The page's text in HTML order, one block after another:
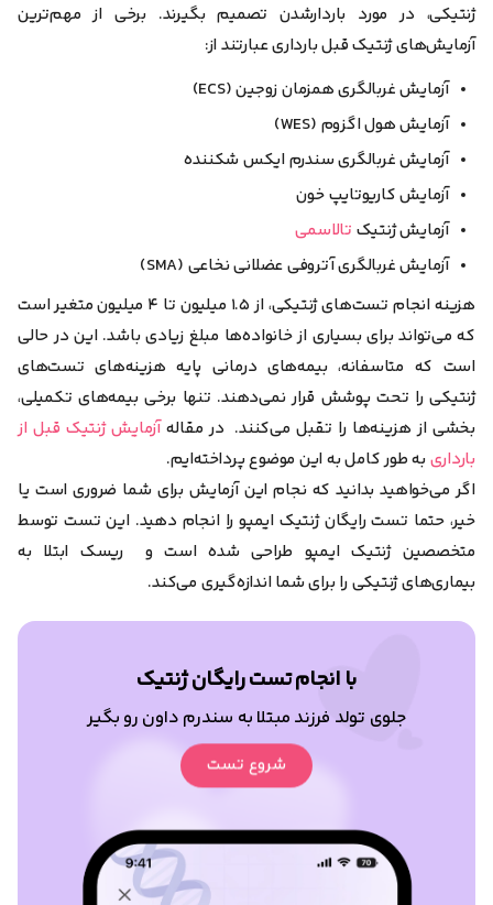
ژنتیکی، در مورد باردار‌شدن تصمیم بگیرند. برخی از مهم‌ترین
آزمایش‌های ژنتیک قبل بارداری عبارتند از:
آزمایش غربالگری همزمان زوجین (ECS)
آزمایش هول اگزوم (WES)
آزمایش غربالگری سندرم ایکس شکننده
آزمایش کاریوتایپ خون
آزمایش ژنتیک تالاسمی
آزمایش غربالگری آتروفی عضلانی نخاعی (SMA)
هزینه انجام تست‌های ژنتیکی، از ۱.۵ میلیون‌ تا ۴ میلیون متغیر است
که می‌تواند برای بسیاری از خانواده‌ها مبلغ زیادی باشد. این در حالی
است که متاسفانه، بیمه‌های درمانی پایه هزینه‌های تست‌های
ژنتیکی را تحت پوشش قرار نمی‌دهند. تنها برخی بیمه‌های تکمیلی،
بخشی از هزینه‌ها را تقبل می‌کنند. در مقالهآزمایش ژنتیک قبل از
بارداریبه طور کامل به این موضوع پرداخته‌ایم.
اگر می‌خواهید بدانید که نجام این آزمایش برای شما ضروری است یا
خیر، حتما تست رایگان ژنتیک ایمپو را انجام دهید. این تست توسط
متخصصین ژنتیک ایمپو طراحی شده است و ریسک ابتلا به
بیماری‌های ژنتیکی را برای شما اندازه‌گیری می‌کند.
با انجام تست رایگان ژنتیک
جلوی تولد فرزند مبتلا به سندرم داون رو بگیر
شروع تست